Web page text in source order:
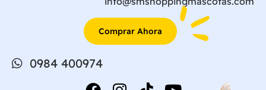
Comprar Ahora
0984 400974